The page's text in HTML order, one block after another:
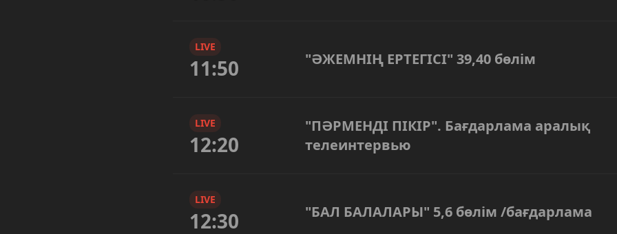
LIVE
11:50 "ӘЖЕМНІҢ ЕРТЕГІСІ" 39,40 бөлім
LIVE
12:20
"ПӘРМЕНДІ ПІКІР". Бағдарлама аралық
телеинтервью
LIVE
12:30 "БАЛ БАЛАЛАРЫ" 5,6 бөлім /бағдарлама